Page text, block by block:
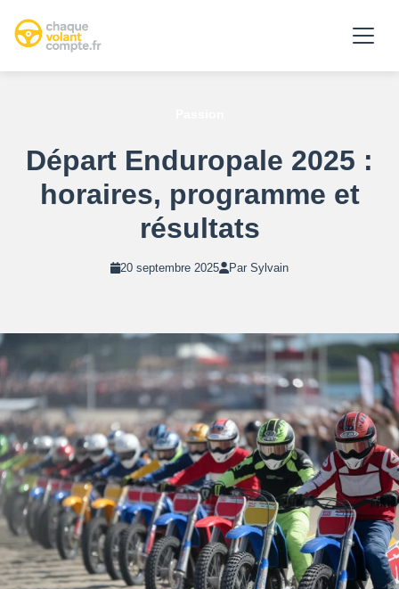
Départ Enduropale 2025 :
horaires, programme et
résultats
20 septembre 2025 Par Sylvain